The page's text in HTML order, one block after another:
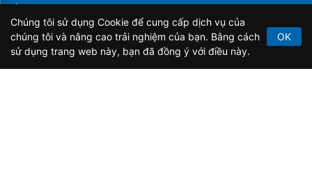
Tổng Biên Tập: Vũ Đức Thuận
Giấy phép hoạt động báo chí điện tử số 64/GP-BTTTT do Bộ
Thông tin và Truyền thông cấp ngày 21/2/2020.
Chúng tôi sử dụng Cookie để cung cấp dịch vụ của
chúng tôi và nâng cao trải nghiệm của bạn. Bằng cách
sử dụng trang web này, bạn đã đồng ý với điều này.
OK